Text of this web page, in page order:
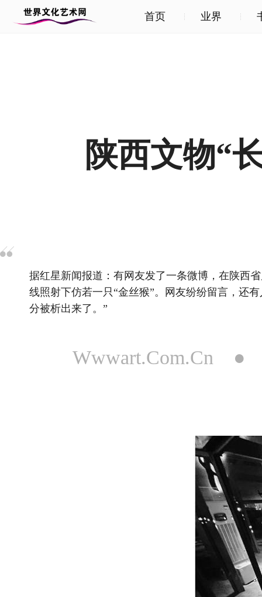
首页 业界
陕西文物“
据红星新闻报道：有网友发了一条微博，在陕西
线照射下仿若一只“金丝猴”。网友纷纷留言，还
分被析出来了。”
Wwwart.Com.Cn